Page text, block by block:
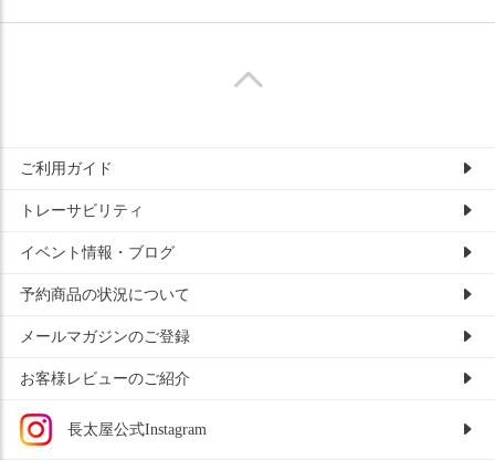
ご利用ガイド
トレーサビリティ
イベント情報・ブログ
予約商品の状況について
メールマガジンのご登録
お客様レビューのご紹介
長太屋公式Instagram